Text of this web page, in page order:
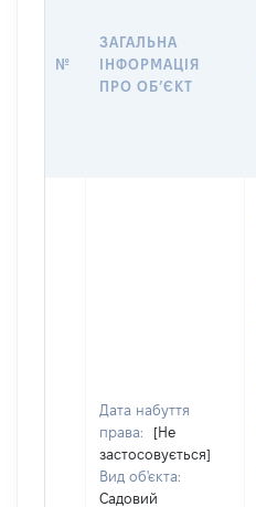
№
ЗАГАЛЬНА
ІНФОРМАЦІЯ
ПРО ОБʼЄКТ
Дата набуття
права:
[Не
застосовується]
Вид об'єкта:
Садовий